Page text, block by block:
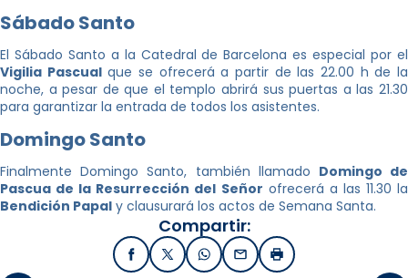
Sábado Santo
El Sábado Santo a la Catedral de Barcelona es especial por el
Vigilia Pascualque se ofrecerá a partir de las 22.00 h de la
noche, a pesar de que el templo abrirá sus puertas a las 21.30
para garantizar la entrada de todos los asistentes.
Domingo Santo
Finalmente Domingo Santo, también llamado Domingo de
Pascua de la Resurrección del Señor ofrecerá a las 11.30 la
Bendición Papal y clausurará los actos de Semana Santa.
Compartir:
FacebookX / TwitterWhatsApp
EmailImprimir